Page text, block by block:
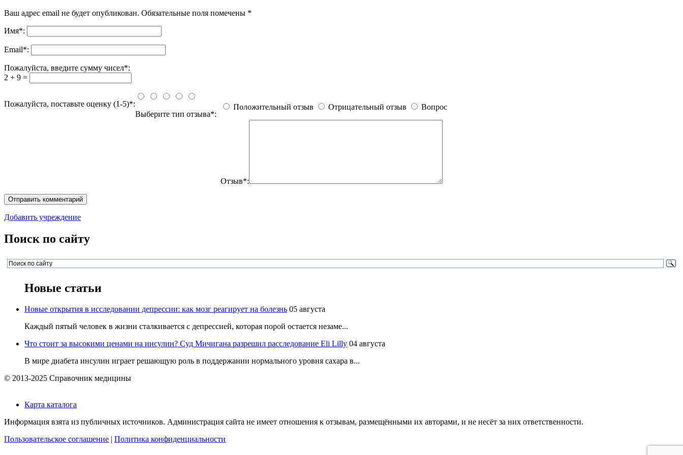
Ваш адрес email не будет опубликован. Обязательные поля помечены *
Имя*:
Email*:
Пожалуйста, введите сумму чисел*:
2 + 9 =
Пожалуйста, поставьте оценку (1-5)*:
Выберите тип отзыва*:
Положительный отзыв Отрицательный отзыв Вопрос
Отзыв*:
Добавить учреждение
Поиск по сайту
Новые статьи
Новые открытия в исследовании депрессии: как мозг реагирует на болезнь 05 августа
Каждый пятый человек в жизни сталкивается с депрессией, которая порой остается незаме...
Что стоит за высокими ценами на инсулин? Суд Мичигана разрешил расследование Eli Lilly 04 августа
В мире диабета инсулин играет решающую роль в поддержании нормального уровня сахара в...
© 2013-2025 Справочник медицины
Карта каталога
Информация взята из публичных источников. Администрация сайта не имеет отношения к отзывам, размещёнными их авторами, и не несёт за них ответственности.
Пользовательское соглашение
Политика конфиденциальности